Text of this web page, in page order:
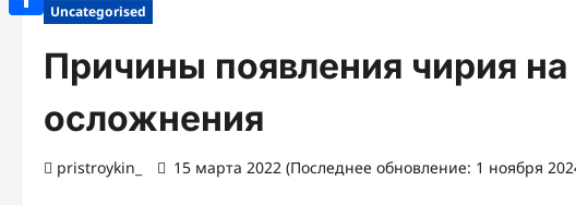
Uncategorised
Причины появления чирия
осложнения
pristroykin_ 15 марта 2022 (Последнее обновление: 1 ноября